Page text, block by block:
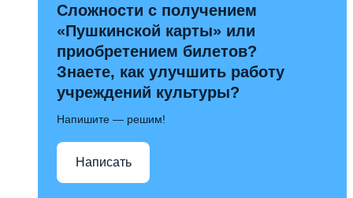
Сложности с получением
«Пушкинской карты» или
приобретением билетов?
Знаете, как улучшить работу
учреждений культуры?
Напишите — решим!
Написать